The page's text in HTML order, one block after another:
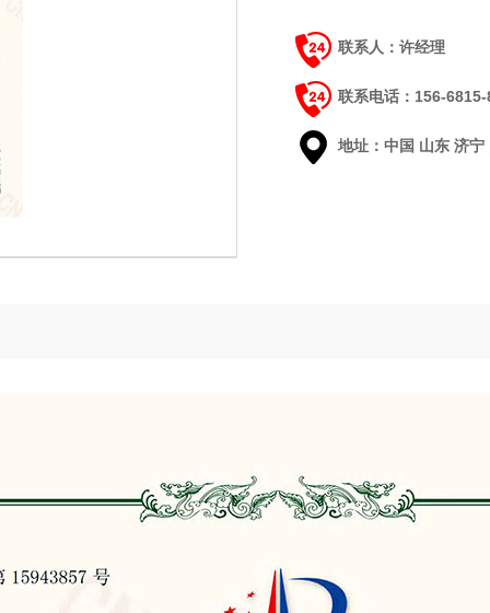
联系人：许经理
联系电话：156-
地址：中国 山东 济